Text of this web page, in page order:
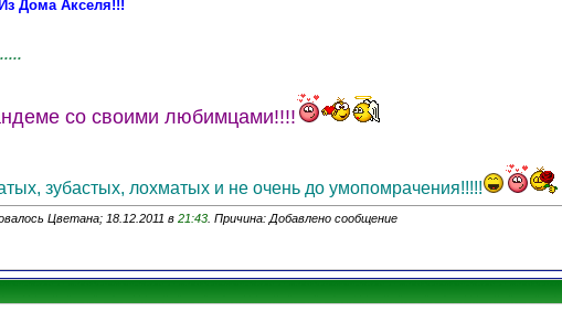
Дома Акселя!!!
со своими любимцами!!!!
зубастых, лохматых и не очень до умопомрачения!!!!!
Цветана; 18.12.2011 в 21:43 . Причина: Добавлено сообщение